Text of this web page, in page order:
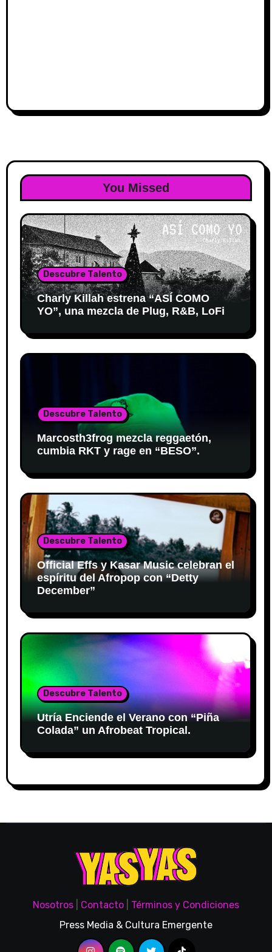
You Missed
Descubre Talento
Charly Killah estrena “ASÍ COMO
YO”, una mezcla de Plug, R&B, LoFi
Descubre Talento
Marcosth3frog mezcla reggaetón,
cumbia RKT y rage en “BESO”.
Descubre Talento
Official Effs y Kasar Music celebran el
espíritu del Afropop con “Detty
December”
Descubre Talento
Utría Enciende el Verano con “Piña
Colada” un Afrobeat Tropical.
Nosotros Contacto
Términos y Condiciones
Press Media & Cultura Emergente